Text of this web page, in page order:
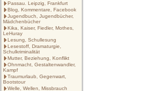
Passau. Leipzig, Frankfurt
Blog, Kommentare, Facebook
Jugendbuch, Jugendbücher,
Mädchenbücher
Kika, Kaiser, Fiedler, Mothes,
LeHuray
Lesung, Schullesung
Lesestoff, Dramaturgie,
Schulkriminalität
Mutter, Beziehung, Konflikt
Ohnmacht, Gestaltenwandler,
Kampf
Traumurlaub, Gegenwart,
Bootstour
Welle, Wellen, Missbrauch